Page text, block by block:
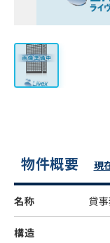
物件概要 現
名称 貸
構造